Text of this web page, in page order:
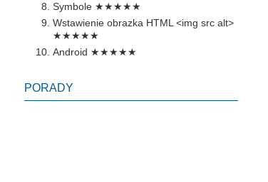
Symbole ★★★★★
Wstawienie obrazka HTML <img src alt>
★★★★★
Android ★★★★★
PORADY